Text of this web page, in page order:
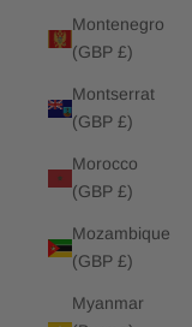
Montenegro
(GBP £)
Montserrat
(GBP £)
Morocco
(GBP £)
Mozambique
(GBP £)
Myanmar